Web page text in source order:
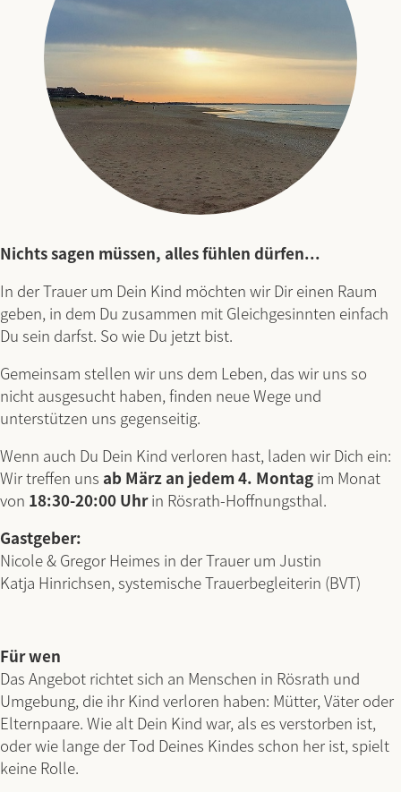
Nichts sagen müssen, alles fühlen dürfen...
In der Trauer um Dein Kind möchten wir Dir einen Raum
geben, in dem Du zusammen mit Gleichgesinnten einfach
Du sein darfst. So wie Du jetzt bist.
Gemeinsam stellen wir uns dem Leben, das wir uns so
nicht ausgesucht haben, finden neue Wege und
unterstützen uns gegenseitig.
Wenn auch Du Dein Kind verloren hast, laden wir Dich ein:
Wir treffen uns ab März an jedem 4. Montag im Monat
von 18:30-20:00 Uhrin Rösrath-Hoffnungsthal.
Gastgeber:
Nicole & Gregor Heimes in der Trauer um Justin
Katja Hinrichsen, systemische Trauerbegleiterin (BVT)
Für wen
Das Angebot richtet sich an Menschen in Rösrath und
Umgebung, die ihr Kind verloren haben: Mütter, Väter oder
Elternpaare. Wie alt Dein Kind war, als es verstorben ist,
oder wie lange der Tod Deines Kindes schon her ist, spielt
keine Rolle.